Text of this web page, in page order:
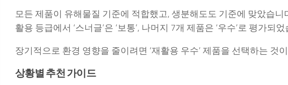
모든 제품이 유해물질 기준에 적합했고, 생분해도도 기준에 맞았습니
활용 등급에서 ‘스너글’은 ‘보통’, 나머지 7개 제품은 ‘우수’로 평가되
장기적으로 환경 영향을 줄이려면 ‘재활용 우수’ 제품을 선택하는 것
상황별 추천 가이드